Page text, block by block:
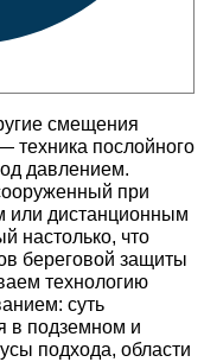
смещения
техника послойного
давлением.
при
или дистанционным
настолько, что
береговой защиты
технологию
суть
в подземном и
подхода, области